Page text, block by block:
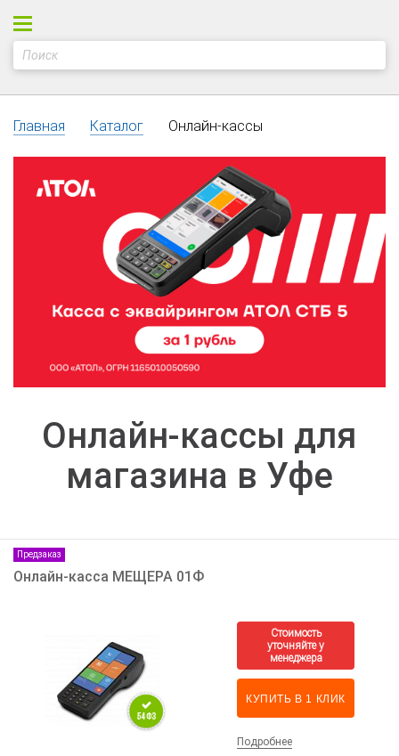
Главная Каталог Онлайн-кассы
Онлайн-кассы для
магазина в Уфе
Предзаказ
Онлайн-касса МЕЩЕРА 01Ф
КУПИТЬ В 1 КЛИК
Подробнее